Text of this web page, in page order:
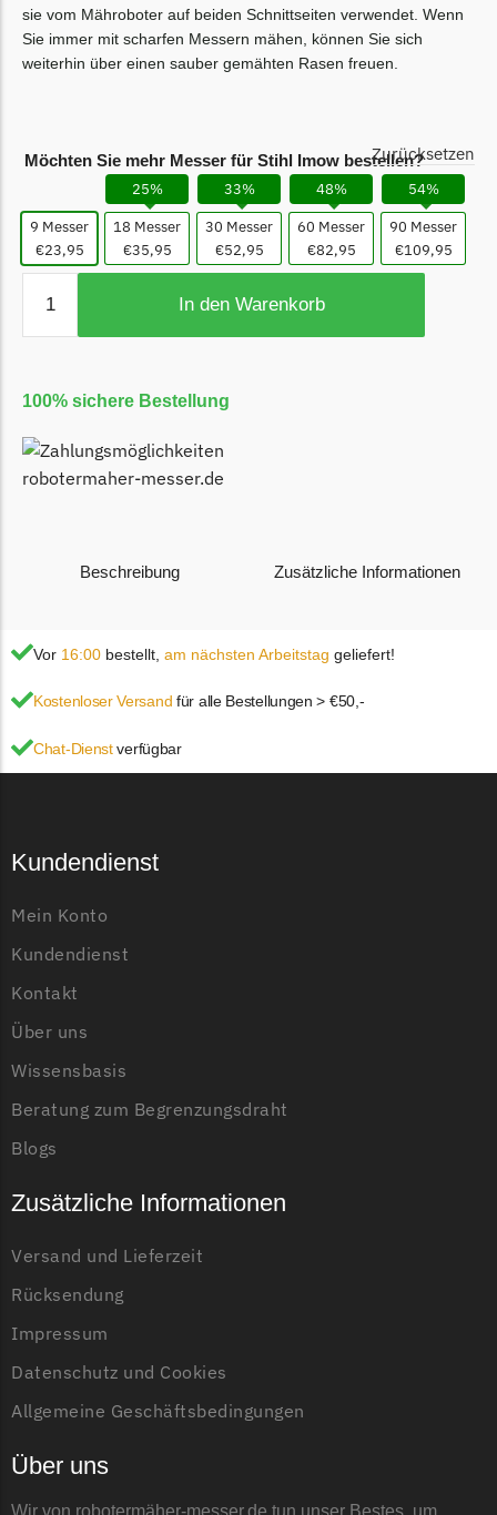
Ecovacs
Ecovacs Messer
Begrenzungsdraht
Etesia
Etesia Messer
Begrenzungsdraht
Eufy
Ferrex
Ferrex Messer
Begrenzungsdraht
Begrenzungsdraht
Flymo Messer
Garden Feelings Messer
Greenworks
Greenworks Messer
Begrenzungsdraht
Güde Messer
Begrenzungsdraht
Kress Messer
sie vom Mähroboter auf beiden Schnittseiten verwendet. Wenn
Sie immer mit scharfen Messern mähen, können Sie sich
weiterhin über einen sauber gemähten Rasen freuen.
Möchten Sie mehr Messer für Stihl Imow bestellen?
9 Messer
€23,95
25%
18 Messer
€35,95
33%
30 Messer
€52,95
48%
60 Messer
€82,95
54%
90 Messer
€109,95
Zurücksetzen
In den Warenkorb
100% sichere Bestellung
Beschreibung Zusätzliche Informationen
Typ
Anzahl der Messer
Material
Vor 16:00 bestellt, am nächsten Arbeitstag geliefert!
Kostenloser Versand für alle Bestellungen > €50,-
Chat-Dienstverfügbar
Kundendienst
Mein Konto
Kundendienst
Kontakt
Über uns
Wissensbasis
Beratung zum Begrenzungsdraht
Blogs
Zusätzliche Informationen
Versand und Lieferzeit
Rücksendung
Impressum
Datenschutz und Cookies
Allgemeine Geschäftsbedingungen
Über uns
Wir von robotermäher-messer.de tun unser Bestes, um